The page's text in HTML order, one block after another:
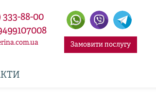
333-88-00
Замовити послугу